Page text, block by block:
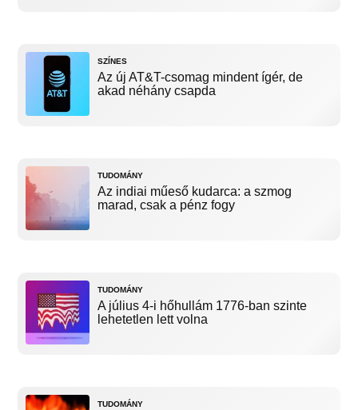
SZÍNES
Az új AT&T-csomag mindent ígér, de
akad néhány csapda
TUDOMÁNY
Az indiai műeső kudarca: a szmog
marad, csak a pénz fogy
TUDOMÁNY
A július 4-i hőhullám 1776-ban szinte
lehetetlen lett volna
TUDOMÁNY